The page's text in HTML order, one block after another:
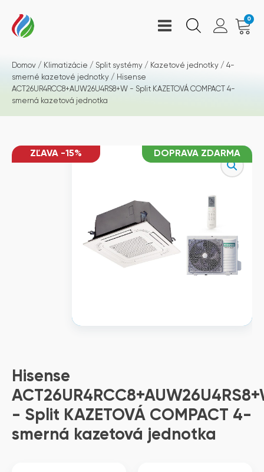
0
Domov / Klimatizácie / Split systémy / Kazetové jednotky / 4-
smerné kazetové jednotky / Hisense
ACT26UR4RCC8+AUW26U4RS8+W - Split KAZETOVÁ COMPACT 4-
smerná kazetová jednotka
ZĽAVA -15% DOPRAVA ZDARMA
Hisense
- Split KAZETOVÁ COMPACT 4-
smerná kazetová jednotka